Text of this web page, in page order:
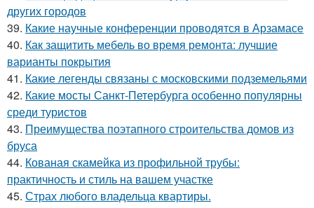
других городов
39. Какие научные конференции проводятся в Арзамасе
40. Как защитить мебель во время ремонта: лучшие
варианты покрытия
41. Какие легенды связаны с московскими подземельями
42. Какие мосты Санкт-Петербурга особенно популярны
среди туристов
43. Преимущества поэтапного строительства домов из
бруса
44. Кованая скамейка из профильной трубы:
практичность и стиль на вашем участке
45. Страх любого владельца квартиры.